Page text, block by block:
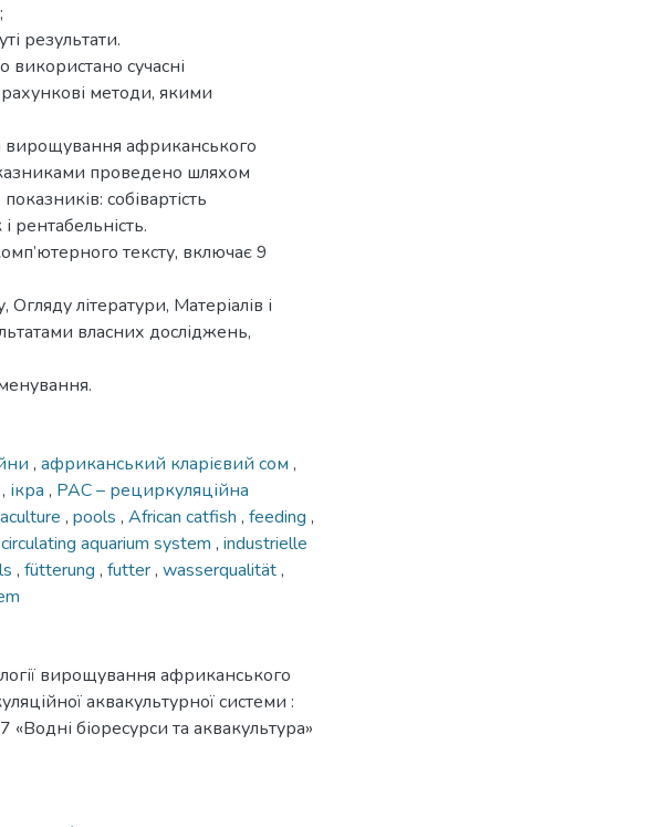
результати.
сучасні
методи, якими
вирощування африканського
проведено шляхом
собівартість
рентабельність.
тексту, включає 9
Огляду літератури, Матеріалів і
власних досліджень,
, африканський кларієвий сом ,
, ікра , РАС – рециркуляційна
, pools , African catfish , feeding ,
aquarium system , industrielle
, fütterung , futter, wasserqualität,
вирощування африканського
аквакультурної системи :
біоресурси та аквакультура»